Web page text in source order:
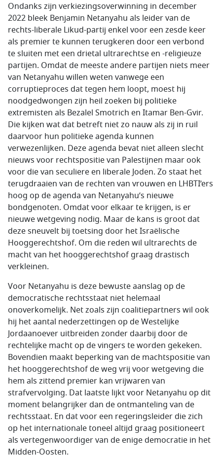
Ondanks zijn verkiezingsoverwinning in december
2022 bleek Benjamin Netanyahu als leider van de
rechts-liberale Likud-partij enkel voor een zesde keer
als premier te kunnen terugkeren door een verbond
te sluiten met een drietal ultrarechtse en -religieuze
partijen. Omdat de meeste andere partijen niets meer
van Netanyahu willen weten vanwege een
corruptieproces dat tegen hem loopt, moest hij
noodgedwongen zijn heil zoeken bij politieke
extremisten als Bezalel Smotrich en Itamar Ben-Gvir.
Die kijken wat dat betreft niet zo nauw als zij in ruil
daarvoor hun politieke agenda kunnen
verwezenlijken. Deze agenda bevat niet alleen slecht
nieuws voor rechtspositie van Palestijnen maar ook
voor die van seculiere en liberale Joden. Zo staat het
terugdraaien van de rechten van vrouwen en LHBTI’ers
hoog op de agenda van Netanyahu’s nieuwe
bondgenoten. Omdat voor elkaar te krijgen, is er
nieuwe wetgeving nodig. Maar de kans is groot dat
deze sneuvelt bij toetsing door het Israëlische
Hooggerechtshof. Om die reden wil ultrarechts de
macht van het hooggerechtshof graag drastisch
verkleinen.
Voor Netanyahu is deze bewuste aanslag op de
democratische rechtsstaat niet helemaal
onoverkomelijk. Net zoals zijn coalitiepartners wil ook
hij het aantal nederzettingen op de Westelijke
Jordaanoever uitbreiden zonder daarbij door de
rechtelijke macht op de vingers te worden gekeken.
Bovendien maakt beperking van de machtspositie van
het hooggerechtshof de weg vrij voor wetgeving die
hem als zittend premier kan vrijwaren van
strafvervolging. Dat laatste lijkt voor Netanyahu op dit
moment belangrijker dan de ontmanteling van de
rechtsstaat. En dat voor een regeringsleider die zich
op het internationale toneel altijd graag positioneert
als vertegenwoordiger van de enige democratie in het
Midden-Oosten.